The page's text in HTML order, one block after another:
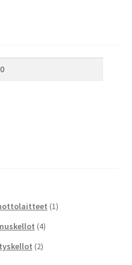
(1)
(4)
(2)